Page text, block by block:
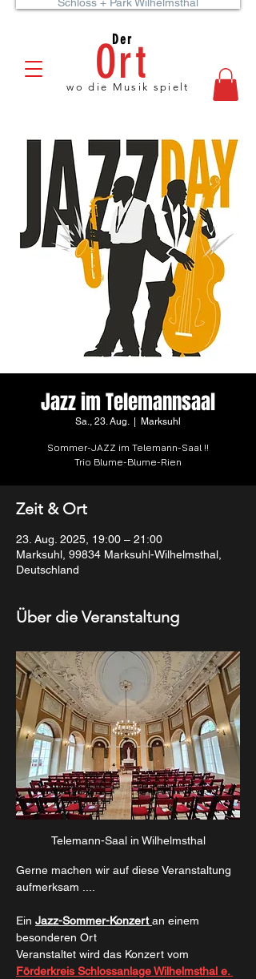
Der
Ort
wo die Musik spielt
Jazz im Telemannsaal
Sa., 23. Aug.
  |
Marksuhl
Sommer-JAZZ im Telemann-Saal !!
Trio Blume-Blume-Rien
Zeit & Ort
23. Aug. 2025, 19:00 – 21:00
Marksuhl, 99834 Marksuhl-Wilhelmsthal,
Deutschland
Über die Veranstaltung
Telemann-Saal in Wilhelmsthal
Gerne machen wir auf diese Veranstaltung
aufmerksam ....
Ein Jazz-Sommer-Konzert an einem
besonderen Ort
Veranstaltet wird das Konzert vom
Förderkreis Schlossanlage Wilhelmsthal e.